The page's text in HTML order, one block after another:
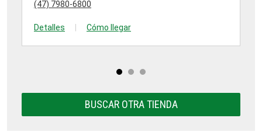
(47) 7980-6800
Detalles Cómo llegar
BUSCAR OTRA TIENDA